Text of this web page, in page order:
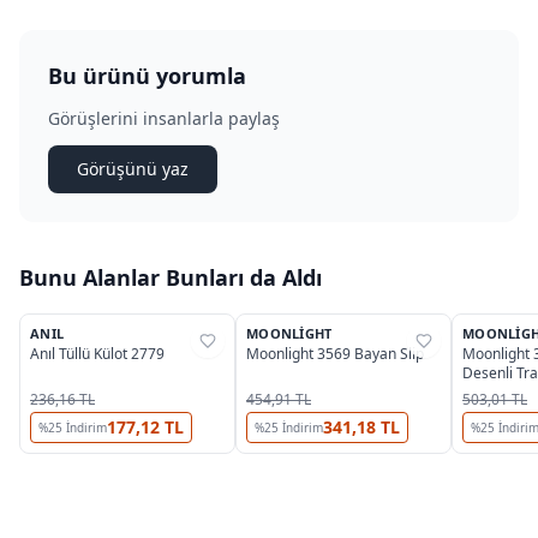
Bu ürünü yorumla
Görüşlerini insanlarla paylaş
Görüşünü yaz
Bunu Alanlar Bunları da Aldı
%38
ANIL
Anıl Tüllü Külot 2779
236,16 TL
%25 İndirim177,12 TL
%29
MOONLIGHT
Moonlight 3569 Bayan Slip
454,91 TL
%25 İndirim341,18 TL
%29
Moonlight
Desenli
Külot
503,01 TL
%25 İndirim